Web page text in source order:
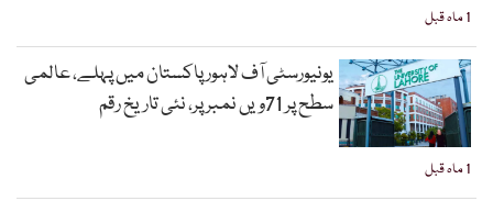
1 ماہ قبل
1 ماہ قبل
یونیورسٹی آف لاہور پاکستان میں پہلے، عالمی
سطح پر 71ویں نمبر پر، نئی تاریخ رقم